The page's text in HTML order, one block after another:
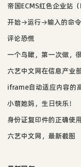
帝国ECMS红色企业站
开始→运行→输入的命
评论恐慌
一个鸟瞰，第一次做，
六艺中文网在信息产业
iframe自动适应内容的
小萌她妈，生日快乐！
身份证复印件的正确使
六艺中文网，最新截图